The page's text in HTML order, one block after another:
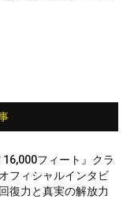
16,000フィート』クラ
フィシャルインタビ
復力と真実の解放力